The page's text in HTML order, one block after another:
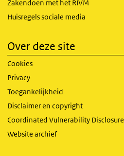
Zakendoen met het RIVM
Huisregels sociale media
Over deze site
Cookies
Privacy
Toegankelijkheid
Disclaimer en copyright
Coordinated Vulnerability Disclosure
Website archief